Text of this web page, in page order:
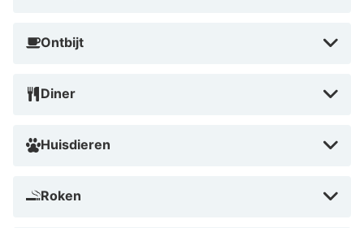
Ontbijt
Diner
Huisdieren
Roken